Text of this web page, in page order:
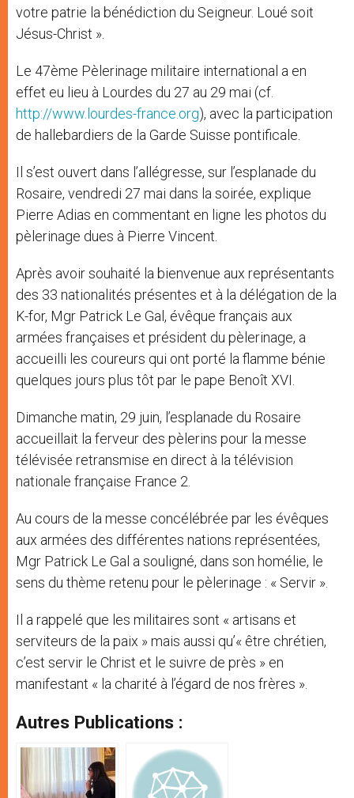
votre patrie la bénédiction du Seigneur. Loué soit
Jésus-Christ ».
Le 47ème Pèlerinage militaire international a en
effet eu lieu à Lourdes du 27 au 29 mai (cf.
http://www.lourdes-france.org), avec la participation
de hallebardiers de la Garde Suisse pontificale.
Il s’est ouvert dans l’allégresse, sur l’esplanade du
Rosaire, vendredi 27 mai dans la soirée, explique
Pierre Adias en commentant en ligne les photos du
pèlerinage dues à Pierre Vincent.
Après avoir souhaité la bienvenue aux représentants
des 33 nationalités présentes et à la délégation de la
K-for, Mgr Patrick Le Gal, évêque français aux
armées françaises et président du pèlerinage, a
accueilli les coureurs qui ont porté la flamme bénie
quelques jours plus tôt par le pape Benoît XVI.
Dimanche matin, 29 juin, l’esplanade du Rosaire
accueillait la ferveur des pèlerins pour la messe
télévisée retransmise en direct à la télévision
nationale française France 2.
Au cours de la messe concélébrée par les évêques
aux armées des différentes nations représentées,
Mgr Patrick Le Gal a souligné, dans son homélie, le
sens du thème retenu pour le pèlerinage : « Servir ».
Il a rappelé que les militaires sont « artisans et
serviteurs de la paix » mais aussi qu’« être chrétien,
c’est servir le Christ et le suivre de près » en
manifestant « la charité à l’égard de nos frères ».
Autres Publications :